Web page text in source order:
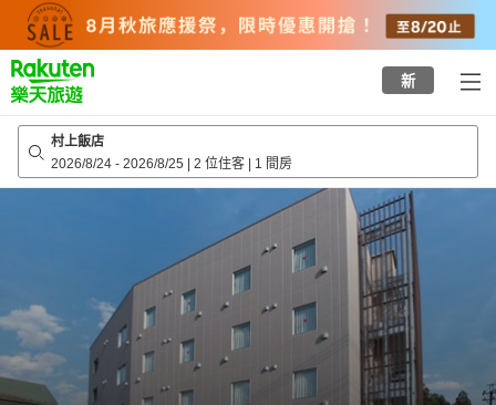
top
page
新
村上飯店
2026/8/24 - 2026/8/25 | 2 位住客 | 1 間房